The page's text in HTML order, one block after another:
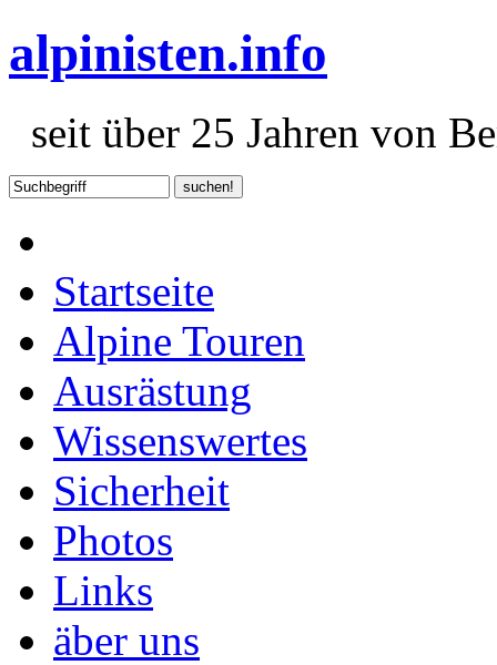
alpinisten.info
seit über 25 Jahren von
Startseite
Alpine Touren
Ausrästung
Wissenswertes
Sicherheit
Photos
Links
äber uns